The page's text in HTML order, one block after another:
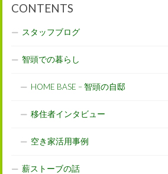
CONTENTS
スタッフブログ
智頭での暮らし
HOME BASE – 智頭の自邸
移住者インタビュー
空き家活用事例
薪ストーブの話